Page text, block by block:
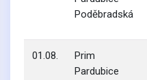
Poděbradská
01.08.
Prim
Pardubice